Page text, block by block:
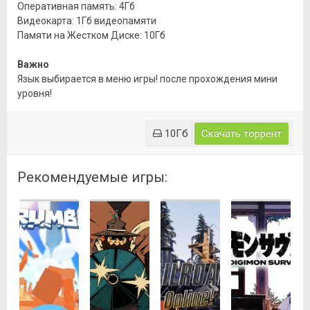
Оперативная память: 4Гб
Видеокарта: 1Гб видеопамяти
Памяти на Жестком Диске: 10Гб
Важно
Язык выбирается в меню игры! после прохождения мини
уровня!
10Гб Скачать торрент
Рекомендуемые игры: